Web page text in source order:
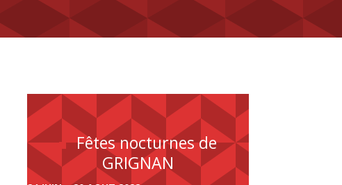
Fêtes nocturnes de
GRIGNAN